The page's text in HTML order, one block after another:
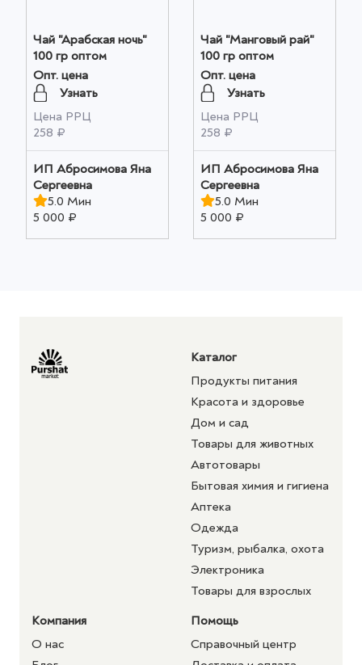
Чай "Арабская ночь"
100 гр оптом
Опт. цена
Узнать
Цена РРЦ
258 ₽
ИП Абросимова Яна
Сергеевна
5.0 Мин
5 000 ₽
Чай "Манговый рай"
100 гр оптом
Опт. цена
Узнать
Цена РРЦ
258 ₽
ИП Абросимова Яна
Сергеевна
5.0 Мин
5 000 ₽
Каталог
Продукты питания
Красота и здоровье
Дом и сад
Товары для животных
Автотовары
Бытовая химия и гигиена
Аптека
Одежда
Туризм, рыбалка, охота
Электроника
Товары для взрослых
Компания
О нас
Помощь
Справочный центр